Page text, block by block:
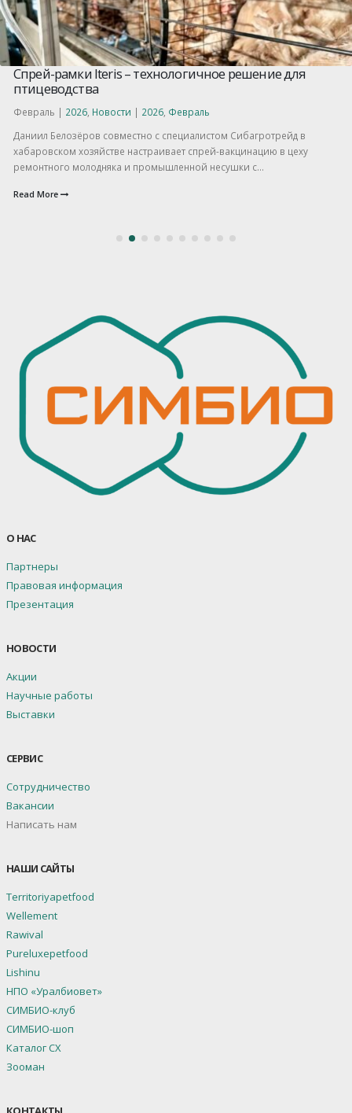
Спрей-рамки Iteris – технологичное решение для
птицеводства
Февраль | 2026 Новости | 2026 Февраль
Даниил Белозёров совместно с специалистом Сибагротрейд в
хабаровском хозяйстве настраивает спрей-вакцинацию в цеху
ремонтного молодняка и промышленной несушки с...
Read More
О НАС
Партнеры
Правовая информация
Презентация
НОВОСТИ
Акции
Научные работы
Выставки
СЕРВИС
Сотрудничество
Вакансии
Написать нам
НАШИ САЙТЫ
Territoriyapetfood
Wellement
Rawival
Pureluxepetfood
Lishinu
НПО «Уралбиовет»
СИМБИО-клуб
СИМБИО-шоп
Каталог СХ
Зооман